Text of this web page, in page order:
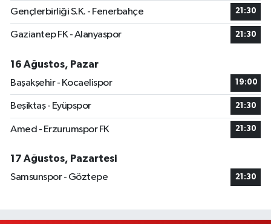
Gençlerbirliği S.K. - Fenerbahçe 21:30
Gaziantep FK - Alanyaspor 21:30
16 Ağustos, Pazar
Başakşehir - Kocaelispor
19:00
Beşiktaş - Eyüpspor 21:30
Amed - Erzurumspor FK 21:30
17 Ağustos, Pazartesi
Samsunspor - Göztepe
21:30